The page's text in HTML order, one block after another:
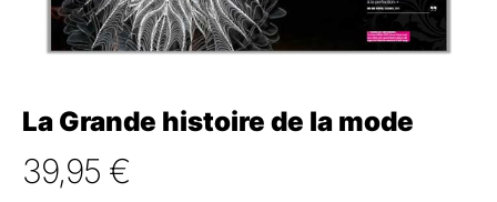
La Grande histoire de la mode
39,95 €